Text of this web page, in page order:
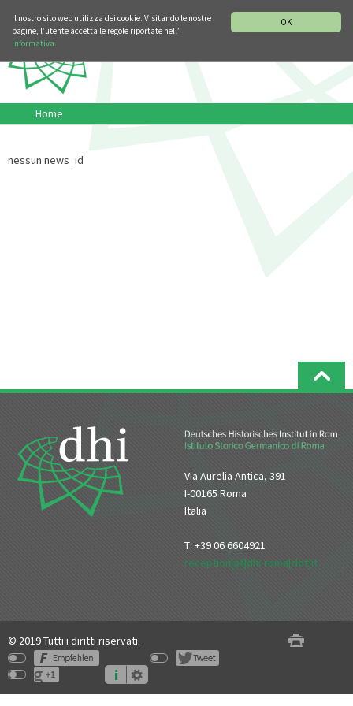
OK
Il nostro sito web utilizza dei cookie. Visitando le nostre
pagine, l’utente accetta le regole riportate nell’
informativa.
Home
nessun news_id
Via Aurelia Antica, 391
I-00165 Roma
Italia
T: +39 06 6604921
reception[at]dhi-roma[dot]it
© 2019 Tutti i diritti riservati.